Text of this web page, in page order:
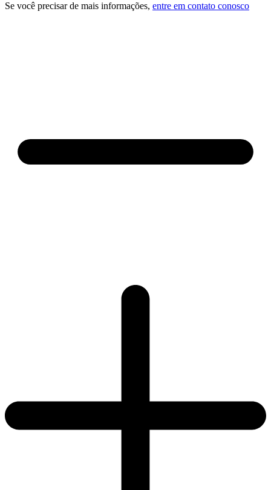
Se você precisar de mais informações, entre em contato conosco